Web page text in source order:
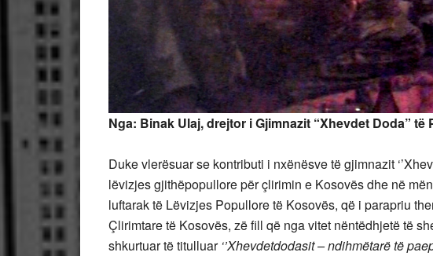
Nga: Binak Ulaj, drejtor i Gjimnazit “Xhevdet Doda”
Duke vlerësuar se kontributi i nxënësve të gjimnazit
lëvizjes gjithëpopullore për çlirimin e Kosovës dhe në
luftarak të Lëvizjes Popullore të Kosovës, që i parapriu
Çlirimtare të Kosovës, zë fill që nga vitet nëntëdhjetë të
shkurtuar të titulluar ‘’Xhevdetdodasit – ndihmëtarë të